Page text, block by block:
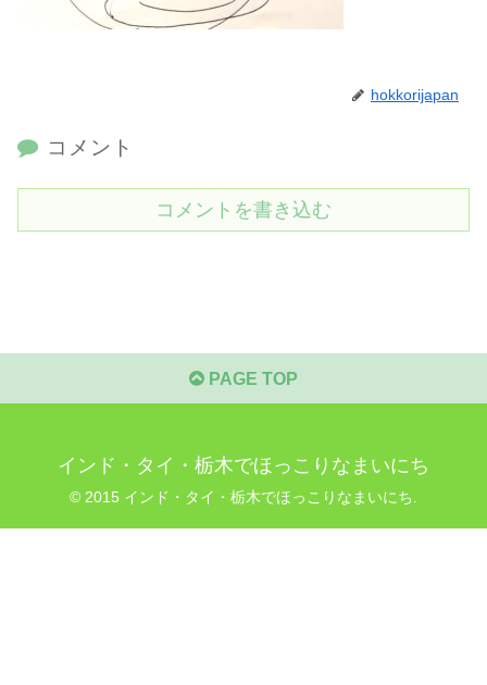
hokkorijapan
コメント
コメントを書き込む
PAGE TOP
インド・タイ・栃木でほっこりなまいにち
© 2015 インド・タイ・栃木でほっこりなまいにち.